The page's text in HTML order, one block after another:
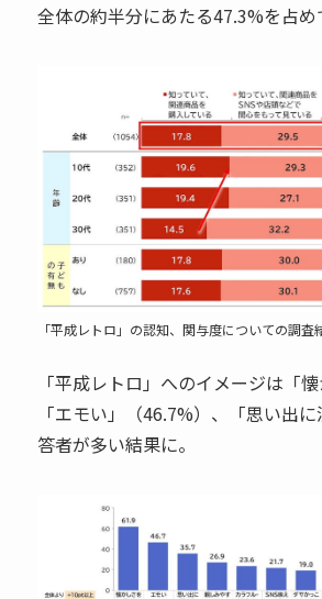
全体の約半分にあたる47.3%を占め
「平成レトロ」の認知、関与度についての調査
「平成レトロ」へのイメージは「
「エモい」（46.7%）、「思い出
答者が多い結果に。